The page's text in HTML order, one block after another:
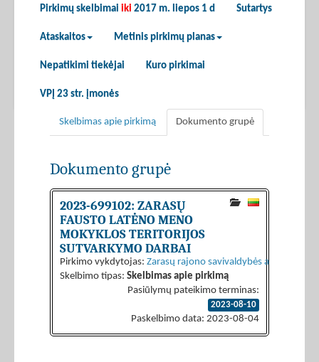
Pirkimų skelbimai iki 2017 m. liepos 1 d Sutartys
Ataskaitos Metinis pirkimų planas
Nepatikimi tiekėjai Kuro pirkimai
VPĮ 23 str. įmonės
Skelbimas apie pirkimą Dokumento grupė
Dokumento grupė
2023-699102: ZARASŲ
FAUSTO LATĖNO MENO
MOKYKLOS TERITORIJOS
SUTVARKYMO DARBAI
Pirkimo vykdytojas: Zarasų rajono savivaldybės
Skelbimo tipas: Skelbimas apie pirkimą
Pasiūlymų pateikimo terminas:
2023-08-10
Paskelbimo data: 2023-08-04